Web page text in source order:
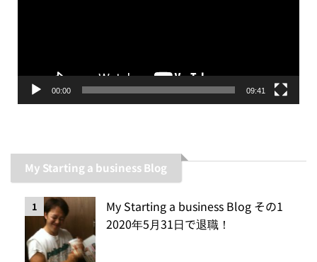
00:00 09:41
My Starting a business Blog
1
My Starting a business Blog その1
2020年5月31日で退職！